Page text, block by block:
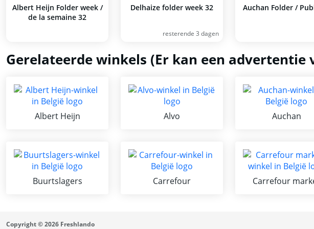
Albert Heijn Folder week /
de la semaine 32
Delhaize folder week 32
resterende 3 dagen
Auchan Folder /
Gerelateerde winkels (Er kan een advertentie
Albert Heijn Alvo Auchan
Buurtslagers Carrefour Carrefour
Copyright © 2026 Freshlando